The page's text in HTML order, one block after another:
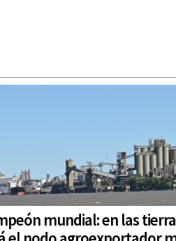
mundial: en las